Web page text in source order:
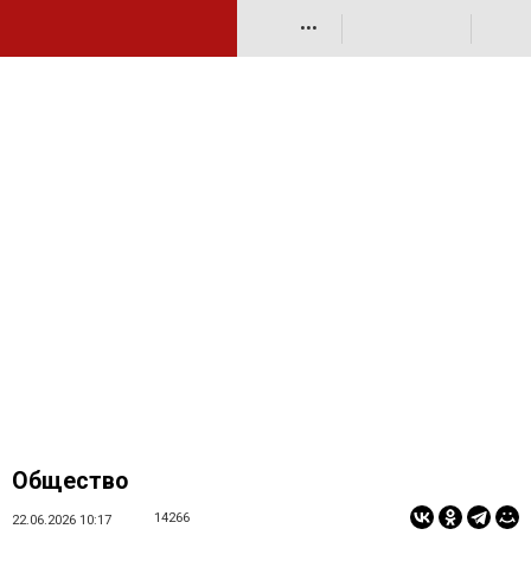
•••
Общество
22.06.2026 10:17 14266